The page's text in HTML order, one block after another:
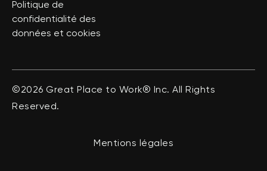
Politique de
confidentialité des
données et cookies
©2026 Great Place to Work® Inc. All Rights
Reserved.
Mentions légales